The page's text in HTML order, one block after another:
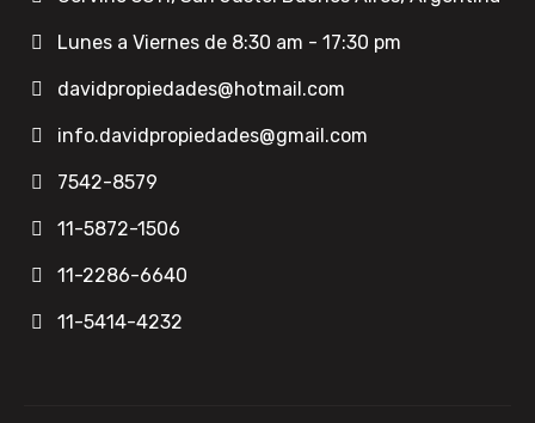
Lunes a Viernes de 8:30 am - 17:30 pm
davidpropiedades@hotmail.com
info.davidpropiedades@gmail.com
7542-8579
11-5872-1506
11-2286-6640
11-5414-4232